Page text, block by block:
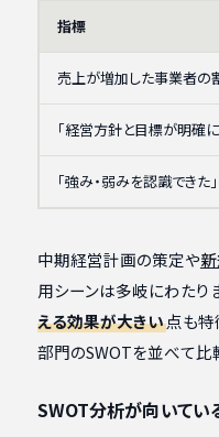
指標
売上が増加した事業者の
「経営方針と目標が明確に
「強み・弱みを認識できた」
中期経営計画の策定や
用シーンは多岐にわたり
える効果が大きい点も特
部門のSWOTを並べて比
SWOT分析が向いてい